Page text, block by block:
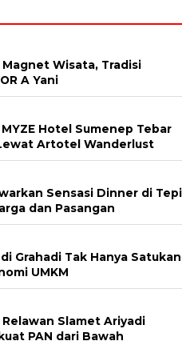
Wisata, Tradisi
A Yani
Hotel Sumenep Tebar
Artotel Wanderlust
Sensasi Dinner di Tepi
dan Pasangan
Grahadi Tak Hanya Satukan
UMKM
Slamet Ariyadi
PAN dari Bawah